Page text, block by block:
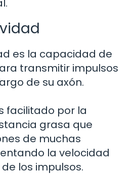
es la capacidad de
transmitir impulsos
de su axón.
facilitado por la
grasa que
de muchas
la velocidad
los impulsos.